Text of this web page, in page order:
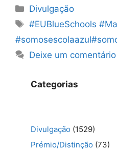
Categorias
Divulgação
Etiquetas
#EUBlueSchools
Deixe um comentário
Categorias
Divulgação (1529)
Prémio/Distinção (73)